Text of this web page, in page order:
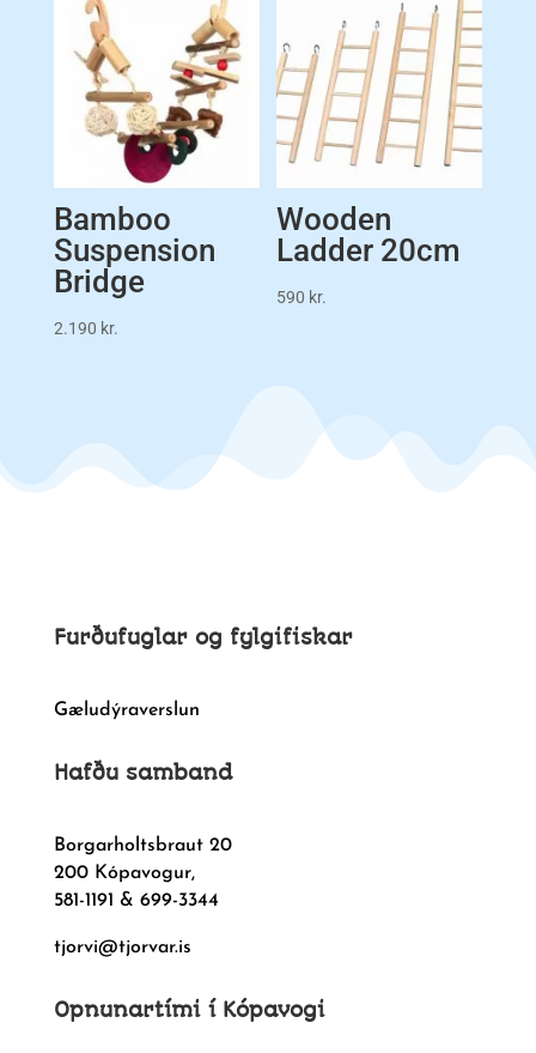
Bamboo
Suspension
Bridge
2.190 kr.
Wooden
Ladder 20cm
590 kr.
Furðufuglar og fylgifiskar
Gæludýraverslun
Hafðu samband
Borgarholtsbraut 20
200 Kópavogur,
581-1191 & 699-3344
tjorvi@tjorvar.is
Opnunartími í Kópavogi